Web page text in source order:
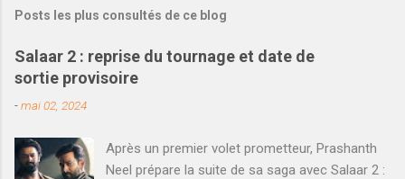
Posts les plus consultés de ce blog
Salaar 2 : reprise du tournage et date de
sortie provisoire
-mai 02, 2024
Après un premier volet prometteur, Prashanth
Neel prépare la suite de sa saga avec Salaar 2 :